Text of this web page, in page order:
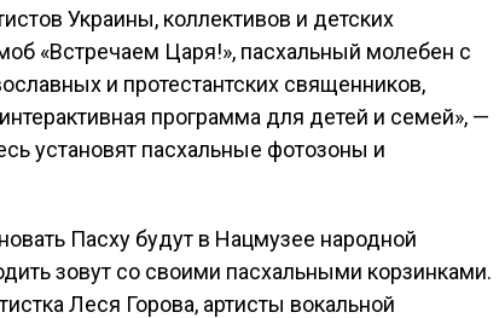
Украины, коллективов и детских
«Встречаем Царя!», пасхальный молебен с
и протестантских священников,
программа для детей и семей», —
установят пасхальные фотозоны и
Пасху будут в Нацмузее народной
зовут со своими пасхальными корзинками.
Леся Горова, артисты вокальной